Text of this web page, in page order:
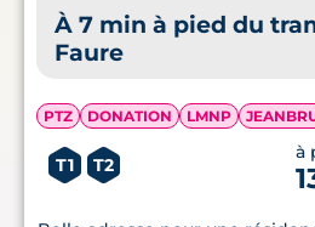
À 7 min à pied du
Faure
PTZ DONATION LMNP
T1 T2
à